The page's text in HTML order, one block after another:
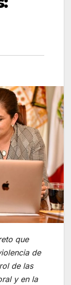
que
de
de las
y en la